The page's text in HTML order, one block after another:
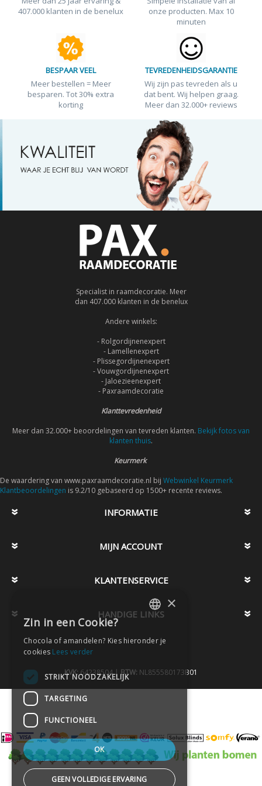
407.000 klanten in de benelux
onze producten. Max 10
minuten
BESPAAR VEEL
Meer bestellen = Meer
besparen. Tot 30% extra
korting
TEVREDENHEIDSGARANTIE
Wij zijn pas tevreden als u
dat bent. Wij helpen graag.
Meer dan 32.000+ reviews
Specialist in raamdecoratie. Meer
dan 407.000 klanten in de benelux
Andere winkels:
- Rolgordijnenexpert
- Lamellenexpert
- Plissegordijnenexpert
- Vouwgordijnenexpert
- Jaloezieenexpert
- Paxraamdecoratie
Klanttevredenheid
Meer dan 32.000+ beoordelingen van tevreden klanten. Bekijk fotos van
klanten thuis.
Keurmerk
De waardering van www.paxraamdecoratie.nl bij Webwinkel Keurmerk
Klantbeoordelingen is 9.2/10 gebaseerd op 1500+ recente reviews.
INFORMATIE
MIJN ACCOUNT
KLANTENSERVICE
HANDIGE LINKS
KVK:64238504 | BTW: NL855580173B01
DUTCH
×
Zin in een Cookie?
Chocola of amandelen? Kies hieronder je
cookies Lees verder
STRIKT NOODZAKELIJK
TARGETING
FUNCTIONEEL
OK
GEEN VOLLEDIGE ERVARING